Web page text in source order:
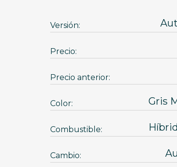
Versión:
Precio:
Precio anterior:
Color:
Combustible:
Cambio: